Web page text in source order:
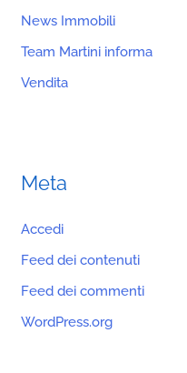
News Immobili
Team Martini informa
Vendita
Meta
Accedi
Feed dei contenuti
Feed dei commenti
WordPress.org